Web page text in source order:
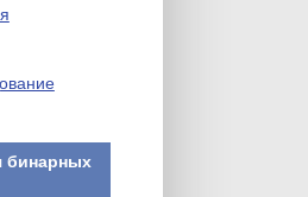
бинарных